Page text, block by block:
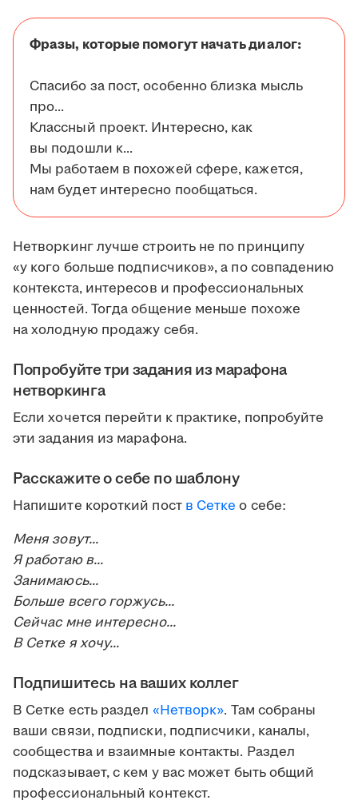
Фразы, которые помогут начать диалог:
Спасибо за пост, особенно близка мысль
про...
Классный проект. Интересно, как
вы подошли к...
Мы работаем в похожей сфере, кажется,
нам будет интересно пообщаться.
Нетворкинг лучше строить не по принципу
«у кого больше подписчиков», а по совпадению
контекста, интересов и профессиональных
ценностей. Тогда общение меньше похоже
на холодную продажу себя.
Попробуйте три задания из марафона
нетворкинга
Если хочется перейти к практике, попробуйте
эти задания из марафона.
Расскажите о себе по шаблону
Напишите короткий пост в Сетке о себе:
Меня зовут...
Я работаю в...
Занимаюсь...
Больше всего горжусь...
Сейчас мне интересно...
В Сетке я хочу...
Подпишитесь на ваших коллег
В Сетке есть раздел «Нетворк». Там собраны
ваши связи, подписки, подписчики, каналы,
сообщества и взаимные контакты. Раздел
подсказывает, с кем у вас может быть общий
профессиональный контекст.